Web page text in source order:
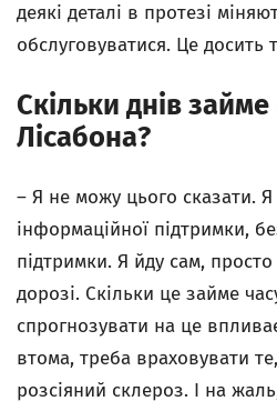
деякі деталі в протезі
обслуговуватися. Це досить
Скільки днів
Лісабона?
– Я не можу цього сказати. Я
інформаційної підтримки,
підтримки. Я йду сам,
дорозі. Скільки це займе
спрогнозувати на це
втома, треба враховувати
розсіяний склероз. І на